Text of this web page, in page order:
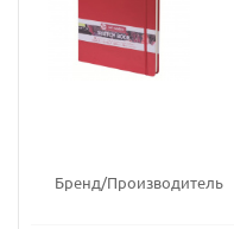
Бренд/Производитель